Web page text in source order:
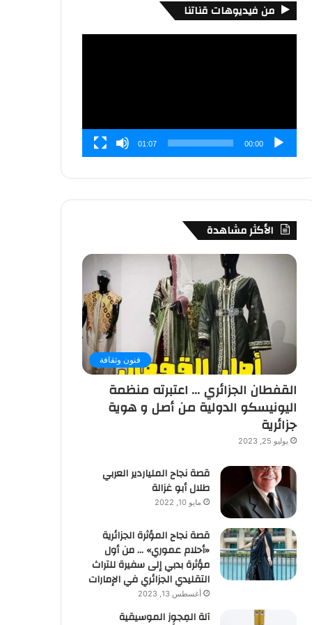
من فيديوهات قناتنا
00:00
01:07
الأكثر مشاهدة
فنون وثقافة
القفطان الجزائري … اعتبرته منظمة
اليونيسكو الدولية من أصل و هوية
جزائرية
يوليو 25, 2023
قصة نجاح الملياردير العربي
طلال أبو غزالة
مايو 10, 2022
قصة نجاح المؤثرة الجزائرية
«أحلام عموري» … من أول
مؤثرة بدبي إلى سفيرة للتراث
التقليدي الجزائري في الإمارات
أغسطس 13, 2023
آلة المِجوِز الموسيقية‎‎